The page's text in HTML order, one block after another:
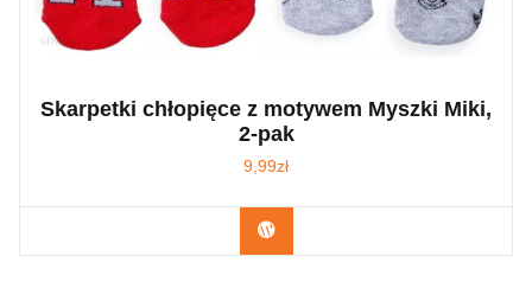
Skarpetki chłopięce z motywem Myszki Miki,
2-pak
9,99zł
Kup Teraz